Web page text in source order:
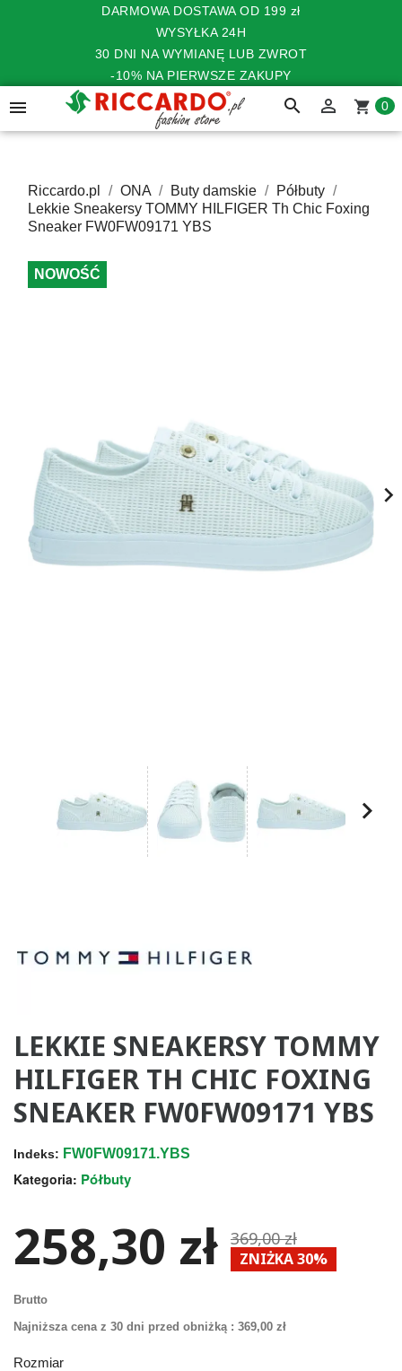
DARMOWA DOSTAWA OD 199 zł
WYSYŁKA 24H
30 DNI NA WYMIANĘ LUB ZWROT
-10% NA PIERWSZE ZAKUPY
 search  shopping_cart 0
Riccardo.pl ONA Buty damskie
Półbuty
Lekkie Sneakersy TOMMY HILFIGER Th Chic Foxing
Sneaker FW0FW09171 YBS
NOWOŚĆ

LEKKIE SNEAKERSY TOMMY
HILFIGER TH CHIC FOXING
SNEAKER FW0FW09171 YBS
Indeks: FW0FW09171.YBS
Kategoria: Półbuty
258,30 zł 369,00 zł
ZNIŻKA 30%
Brutto
Najniższa cena z 30 dni przed obniżką : 369,00 zł
Rozmiar